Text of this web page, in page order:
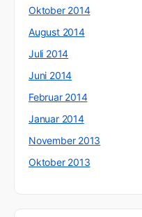
Oktober 2014
August 2014
Juli 2014
Juni 2014
Februar 2014
Januar 2014
November 2013
Oktober 2013